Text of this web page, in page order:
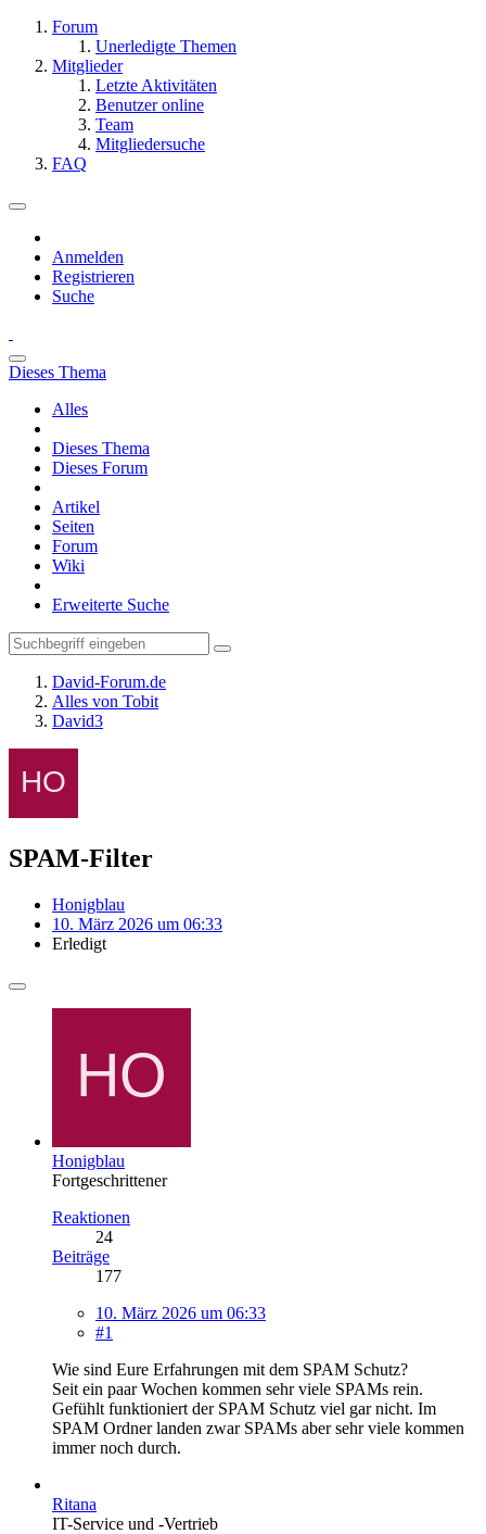
Forum
Unerledigte Themen
Mitglieder
Letzte Aktivitäten
Benutzer online
Team
Mitgliedersuche
FAQ
Anmelden
Registrieren
Suche
Dieses Thema
Alles
Dieses Thema
Dieses Forum
Artikel
Seiten
Forum
Wiki
Erweiterte Suche
David-Forum.de
Alles von Tobit
David3
SPAM-Filter
Honigblau
10. März 2026 um 06:33
Erledigt
Honigblau
Fortgeschrittener
Reaktionen
24
Beiträge
177
10. März 2026 um 06:33
#1
Wie sind Eure Erfahrungen mit dem SPAM Schutz?
Seit ein paar Wochen kommen sehr viele SPAMs rein.
Gefühlt funktioniert der SPAM Schutz viel gar nicht. Im
SPAM Ordner landen zwar SPAMs aber sehr viele kommen
immer noch durch.
Ritana
IT-Service und -Vertrieb